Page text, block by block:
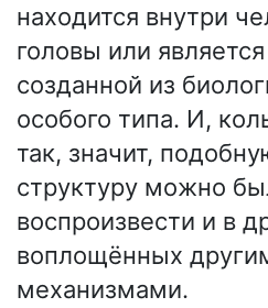
находится внутри
головы или
созданной из
особого типа. И,
так, значит,
структуру можно
воспроизвести и в
воплощённых
механизмами.